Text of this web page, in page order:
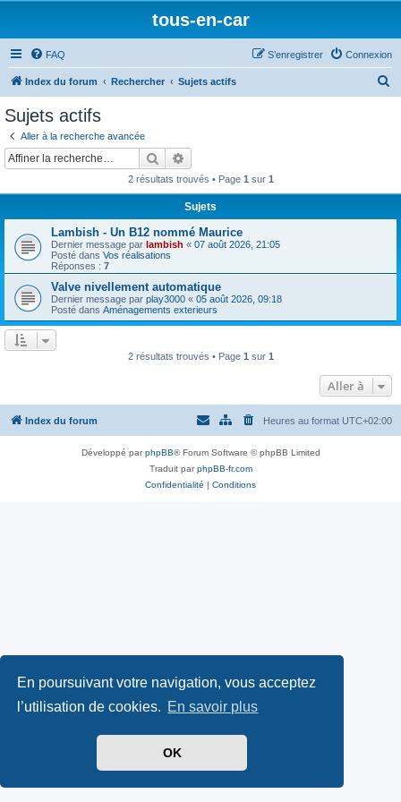
En poursuivant votre navigation, vous acceptez
l’utilisation de cookies. En savoir plus
OK
tous-en-car
FAQ Connexion
S’enregistrer
Index du forum Rechercher Sujets actifs
r
Sujets actifs
Aller à la recherche avancée
Rechercher
2 résultats trouvés • Page 1 sur 1
Sujets
Lambish - Un B12 nommé Maurice
Dernier message par lambish « 07 août 2026, 21:05
Posté dans Vos réalisations
Réponses : 7
Valve nivellement automatique
Dernier message par play3000 « 05 août 2026, 09:18
Posté dans Aménagements exterieurs
2 résultats trouvés • Page 1 sur 1
Aller à
Index du forum Heures au format UTC+02:00
Développé parphpBB® Forum Software © phpBB Limited
Traduit parphpBB-fr.com
Confidentialité | Conditions